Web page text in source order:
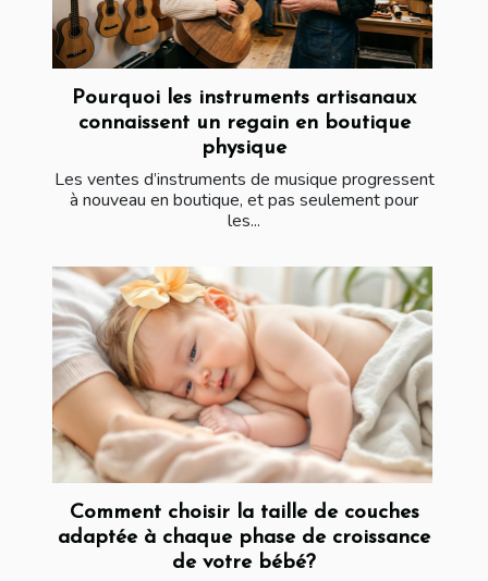
Pourquoi les instruments artisanaux
connaissent un regain en boutique
physique
Les ventes d’instruments de musique progressent
à nouveau en boutique, et pas seulement pour
les...
Comment choisir la taille de couches
adaptée à chaque phase de croissance
de votre bébé?